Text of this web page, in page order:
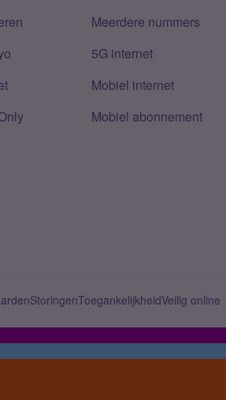
Meerdere nummers
5G internet
Mobiel internet
Mobiel abonnement
StoringenToegankelijkheidVeilig online